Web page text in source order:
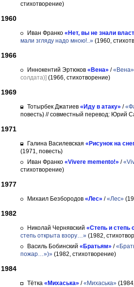
стихотворение)
1960
Иван Франко «Нет, вы не знали
мали згляду надо мною!..» (1960,
1966
Иннокентий Эртюков «Вена» /«Вена»
солдата)] (1966, стихотворение)
1969
Тотырбек Джатиев «Иду в атаку» /
повесть) // совместный перевод: Юрий
1971
Галина Василевская «Рисунок на
(1971, повесть)
Иван Франко «Vivere memento!» /
стихотворение)
1977
Михаил Безбородов «Лес» /«Лес»
1982
Николай Чернявский «Степь и степь
степь открыта взору…» (1982,
Василь Бобинский «Братьям» /
пожар…»)» (1982, стихотворение)
1984
Тётка «Михаська» /«Михаська»